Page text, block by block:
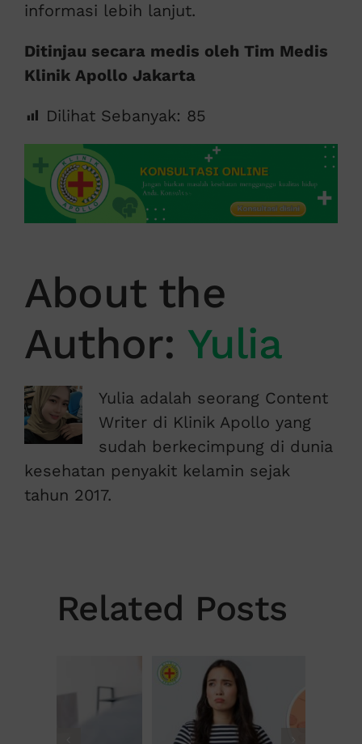
informasi lebih lanjut.
Ditinjau secara medis oleh Tim Medis
Klinik Apollo Jakarta
Dilihat Sebanyak: 85
About the
Author: Yulia
Yulia adalah seorang Content
Writer di Klinik Apollo yang
sudah berkecimpung di dunia
kesehatan penyakit kelamin sejak
tahun 2017.
Related Posts